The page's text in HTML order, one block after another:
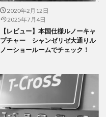
2020年2月12日
2025年7月4日
【レビュー】本国仕様ルノーキャ
プチャー シャンゼリゼ大通りル
ノーショールームでチェック！